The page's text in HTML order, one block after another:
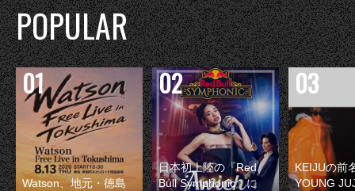
POPULAR
Watson、地元・徳島
日本初上陸の『Red
Bull Symphonic』に
KEIJUの前
YOUNG